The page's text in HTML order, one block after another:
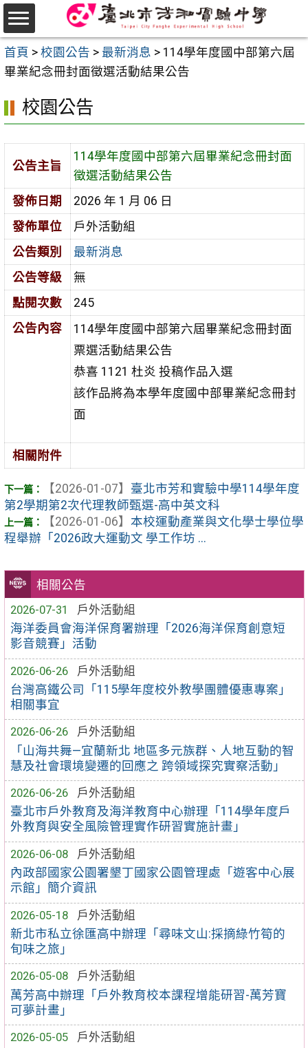
跳
至
主
要
區
首頁 > 校園公告 > 最新消息 > 114學年度國中部第六屆
畢業紀念冊封面徵選活動結果公告
相關公告
2026-07-31
戶外活動組
海洋委員會海洋保育署辦理「2026海洋保育創意短
影音競賽」活動
2026-06-26
戶外活動組
台灣高鐵公司「115學年度校外教學團體優惠專案」
相關事宜
2026-06-26
戶外活動組
「山海共舞—宜蘭新北 地區多元族群、人地互動的智
慧及社會環境變遷的回應之 跨領域探究實察活動」
2026-06-26
戶外活動組
臺北市戶外教育及海洋教育中心辦理「114學年度戶
外教育與安全風險管理實作研習實施計畫」
2026-06-08
戶外活動組
內政部國家公園署墾丁國家公園管理處「遊客中心展
示館」簡介資訊
2026-05-18
戶外活動組
新北市私立徐匯高中辦理「尋味文山:採摘綠竹筍的
旬味之旅」
2026-05-08
戶外活動組
萬芳高中辦理「戶外教育校本課程增能研習-萬芳寶
可夢計畫」
2026-05-05
戶外活動組
校園公告
公告主旨
114學年度國中部第六屆畢業紀念冊封面
徵選活動結果公告
發佈日期
2026 年 1 月 06 日
發佈單位
戶外活動組
公告類別
最新消息
公告等級
無
點閱次數
245
公告內容
114學年度國中部第六屆畢業紀念冊封面
票選活動結果公告
恭喜 1121 杜炎 投稿作品入選
該作品將為本學年度國中部畢業紀念冊封
面
相關附件
【2026-01-07】 臺北市芳和實驗中學114學年度
第2學期第2次代理教師甄選-高中英文科
【2026-01-06】 本校運動產業與文化學士學位學
程舉辦「2026政大運動文 學工作坊 ...
選
單